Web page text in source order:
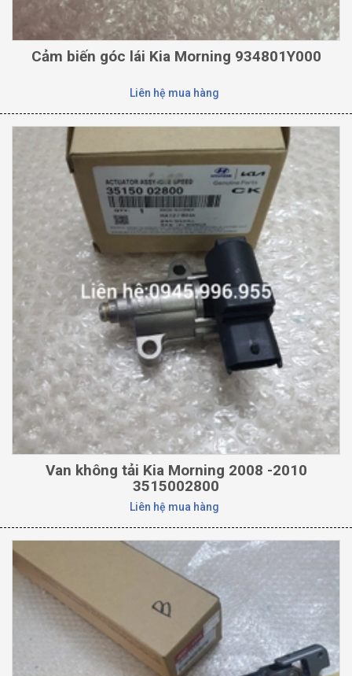
Cảm biến góc lái Kia Morning 934801Y000
Liên hệ mua hàng
Van không tải Kia Morning 2008 -2010
3515002800
Liên hệ mua hàng